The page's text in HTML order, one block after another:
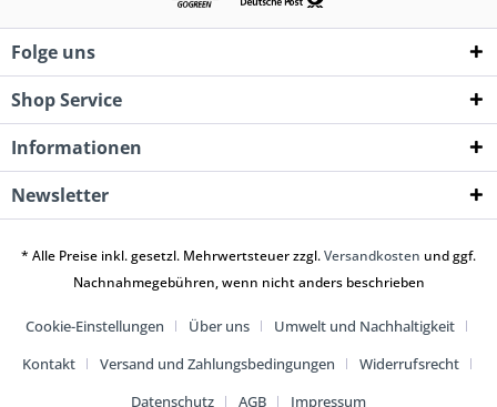
Folge uns
Shop Service
Informationen
Newsletter
* Alle Preise inkl. gesetzl. Mehrwertsteuer zzgl.Versandkosten und ggf.
Nachnahmegebühren, wenn nicht anders beschrieben
Cookie-Einstellungen Über uns
Umwelt und Nachhaltigkeit
Kontakt
Versand und Zahlungsbedingungen
Widerrufsrecht
Datenschutz
AGB Impressum